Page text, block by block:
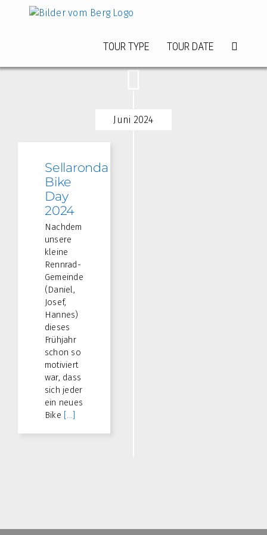
TOUR TYPE TOUR DATE
Juni 2024
Sellaronda
Bike
Day
2024
Nachdem
unsere
kleine
Rennrad-
Gemeinde
(Daniel,
Josef,
Hannes)
dieses
Frühjahr
schon so
motiviert
war, dass
sich jeder
ein neues
Bike
[...]